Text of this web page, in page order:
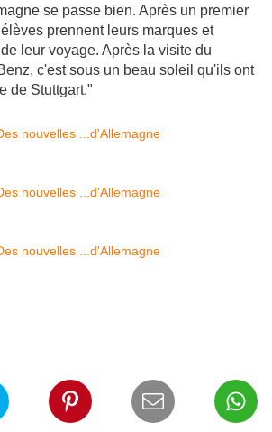
se passe bien. Après un premier
prennent leurs marques et
leur voyage. Après la visite du
c'est sous un beau soleil qu'ils ont
de Stuttgart."